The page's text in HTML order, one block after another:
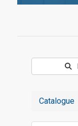
Catalogue